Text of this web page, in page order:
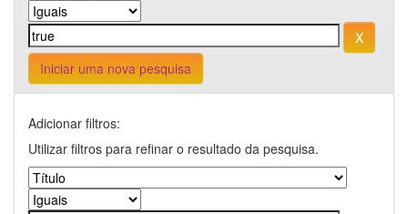
Iniciar uma nova pesquisa
Adicionar filtros:
Utilizar filtros para refinar o resultado da pesquisa.